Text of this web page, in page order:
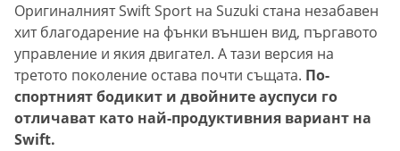
Оригиналният Swift Sport на Suzuki стана незабавен
хит благодарение на фънки външен вид, пъргавото
управление и якия двигател. А тази версия на
третото поколение остава почти същата. По-
спортният бодикит и двойните ауспуси го
отличават като най-продуктивния вариант на
Swift.